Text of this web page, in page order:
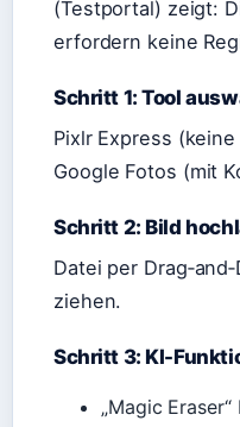
(Testportal) zeigt:
erfordern keine
Schritt 1: Tool
Pixlr Express
Google Fotos (mit
Schritt 2: Bild
Datei per
ziehen.
Schritt 3: KI-
„Magic